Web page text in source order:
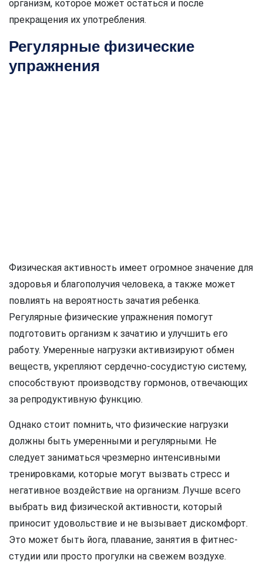
организм, которое может остаться и после
прекращения их употребления.
Регулярные физические
упражнения
Физическая активность имеет огромное значение для
здоровья и благополучия человека, а также может
повлиять на вероятность зачатия ребенка.
Регулярные физические упражнения помогут
подготовить организм к зачатию и улучшить его
работу. Умеренные нагрузки активизируют обмен
веществ, укрепляют сердечно-сосудистую систему,
способствуют производству гормонов, отвечающих
за репродуктивную функцию.
Однако стоит помнить, что физические нагрузки
должны быть умеренными и регулярными. Не
следует заниматься чрезмерно интенсивными
тренировками, которые могут вызвать стресс и
негативное воздействие на организм. Лучше всего
выбрать вид физической активности, который
приносит удовольствие и не вызывает дискомфорт.
Это может быть йога, плавание, занятия в фитнес-
студии или просто прогулки на свежем воздухе.